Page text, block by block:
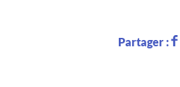
Partager :